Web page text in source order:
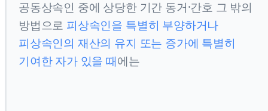
공동상속인 중에 상당한 기간 동거·간호 그 밖의
방법으로 피상속인을 특별히 부양하거나
피상속인의 재산의 유지 또는 증가에 특별히
기여한 자가 있을 때에는